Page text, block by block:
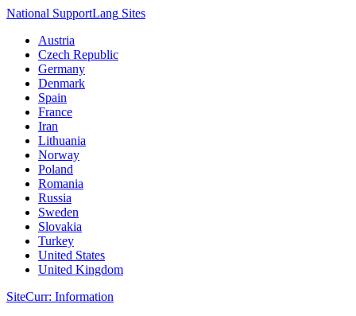
National SupportLang Sites
Austria
Czech Republic
Germany
Denmark
Spain
France
Iran
Lithuania
Norway
Poland
Romania
Russia
Sweden
Slovakia
Turkey
United States
United Kingdom
SiteCurr: Information